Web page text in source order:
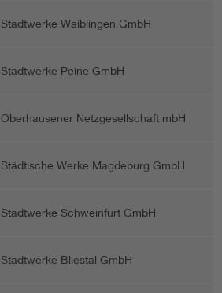
Stadtwerke Waiblingen GmbH
Stadtwerke Peine GmbH
Oberhausener Netzgesellschaft mbH
Städtische Werke Magdeburg GmbH
Stadtwerke Schweinfurt GmbH
Stadtwerke Bliestal GmbH